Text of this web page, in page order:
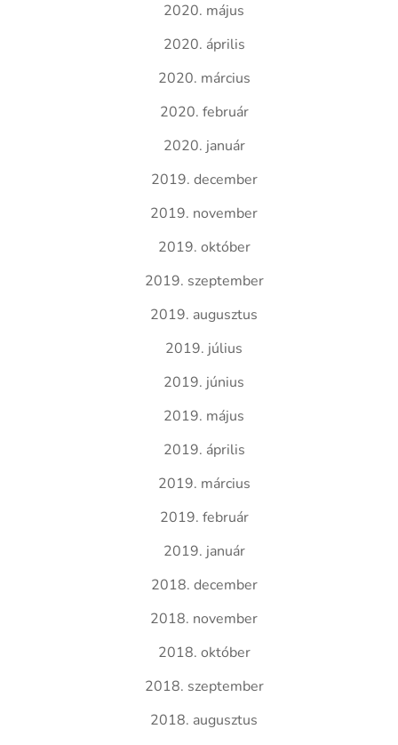
2020. május
2020. április
2020. március
2020. február
2020. január
2019. december
2019. november
2019. október
2019. szeptember
2019. augusztus
2019. július
2019. június
2019. május
2019. április
2019. március
2019. február
2019. január
2018. december
2018. november
2018. október
2018. szeptember
2018. augusztus